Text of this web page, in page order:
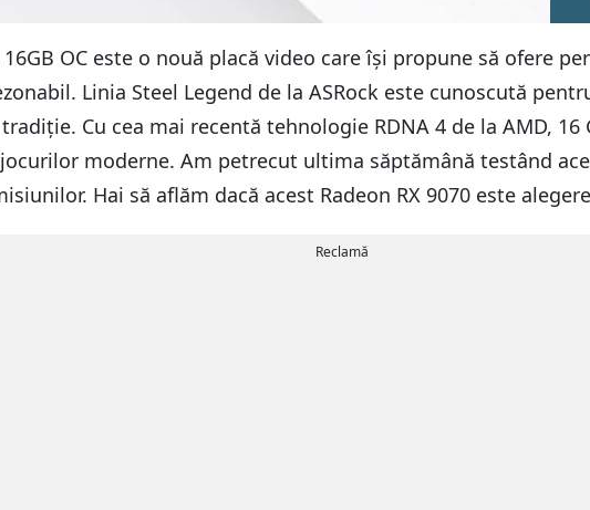
16GB OC este o nouă placă video care își propune să ofere
Linia Steel Legend de la ASRock este cunoscută
Cu cea mai recentă tehnologie RDNA 4 de la AMD,
moderne. Am petrecut ultima săptămână testând
Hai să aflăm dacă acest Radeon RX 9070 este
Reclamă